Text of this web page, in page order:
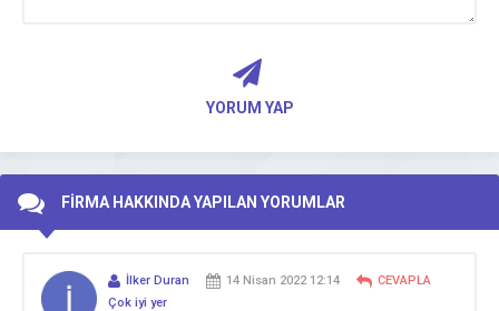
YORUM YAP
FİRMA HAKKINDA YAPILAN YORUMLAR
İlker Duran 14 Nisan 2022 12:14
CEVAPLA
Çok iyi yer